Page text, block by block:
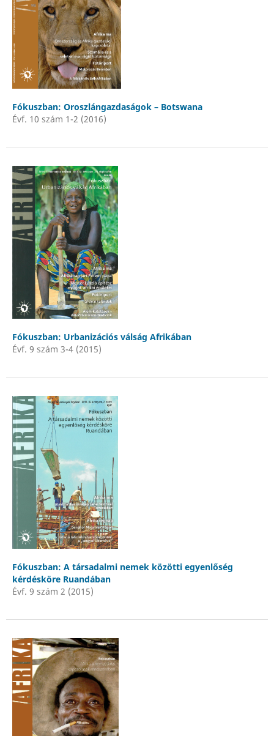
Fókuszban: Oroszlángazdaságok – Botswana
Évf. 10 szám 1-2 (2016)
Fókuszban: Urbanizációs válság Afrikában
Évf. 9 szám 3-4 (2015)
Fókuszban: A társadalmi nemek közötti egyenlőség
kérdésköre Ruandában
Évf. 9 szám 2 (2015)